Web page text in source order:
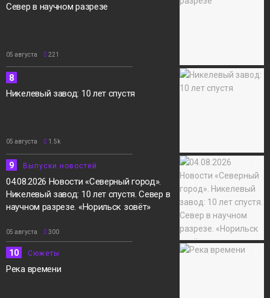
Север в научном разрезе
05 августа 221
8
Никелевый завод: 10 лет спустя
05 августа 1.5k
9 Выпуски новостей
04.08.2026 Новости «Северный город».
Никелевый завод: 10 лет спустя. Север в
научном разрезе. «Норильск зовёт»
05 августа 300
10 Сюжеты
Река времени